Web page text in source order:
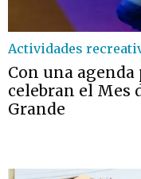
Actividades
Con una
celebran el Mes
Grande